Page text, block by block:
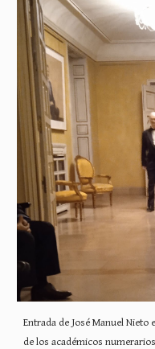
Entrada de José Manuel
de los académicos